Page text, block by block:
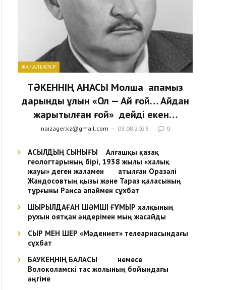
ЖАҢАЛЫҚТАР
ТӘКЕННІҢ АНАСЫ Молша апамыз
дарынды ұлын «Ол — Ай ғой… Айдан
жарытылған ғой» дейді екен…
naizager.kz@gmail.com 03.08.2026 0
АСЫЛДЫҢ СЫНЫҒЫ Алғашқы қазақ
геологтарының бірі, 1938 жылы «халық
жауы» деген жаламен атылған Оразәлі
Жандосовтың қызы және Тараз қаласының
тұрғыны Раиса апаймен сұхбат
ШЫРЫЛДАҒАН ШӘМШІ ҒҰМЫР халқының
рухын оятқан әндерімен мың жасайды
СЫР МЕН ШЕР «Мәдениет» телеарнасындағы
сұхбат
БАУКЕҢНІҢ БАЛАСЫ немесе
Волоколамскі тас жолының бойындағы
әңгіме